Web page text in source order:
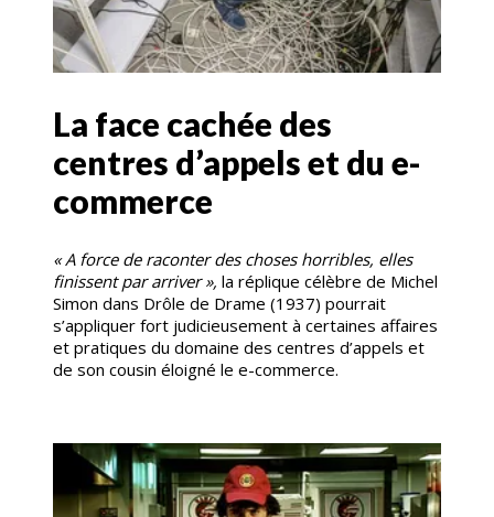
La face cachée des
centres d’appels et du e-
commerce
« A force de raconter des choses horribles, elles
finissent par arriver », la réplique célèbre de Michel
Simon dans Drôle de Drame (1937) pourrait
s’appliquer fort judicieusement à certaines affaires
et pratiques du domaine des centres d’appels et
de son cousin éloigné le e-commerce.